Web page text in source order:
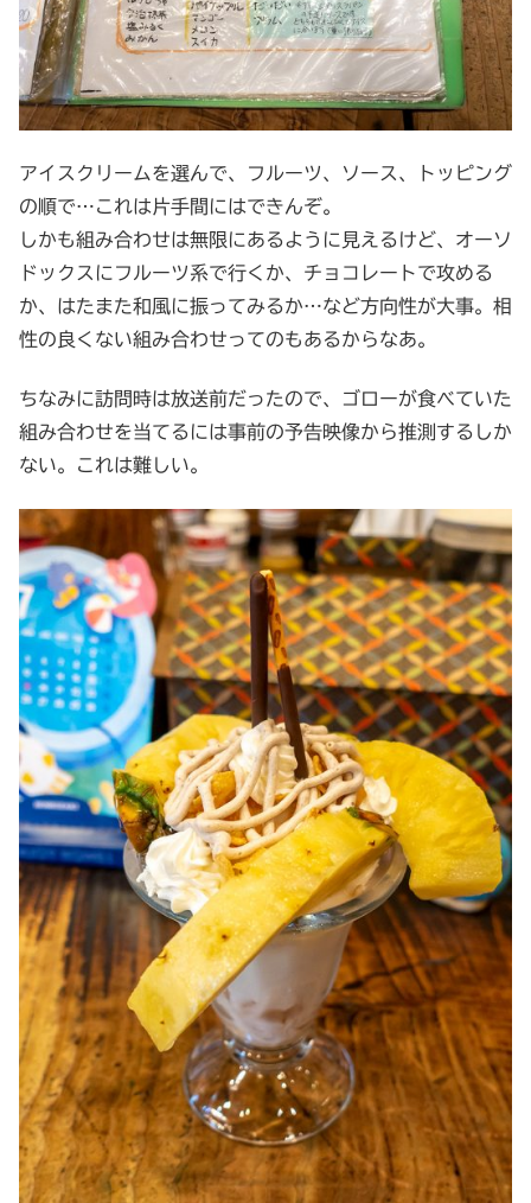
アイスクリームを選んで、フルーツ、ソース、トッピング
の順で…これは片手間にはできんぞ。
しかも組み合わせは無限にあるように見えるけど、オーソ
ドックスにフルーツ系で行くか、チョコレートで攻める
か、はたまた和風に振ってみるか…など方向性が大事。相
性の良くない組み合わせってのもあるからなあ。
ちなみに訪問時は放送前だったので、ゴローが食べていた
組み合わせを当てるには事前の予告映像から推測するしか
ない。これは難しい。